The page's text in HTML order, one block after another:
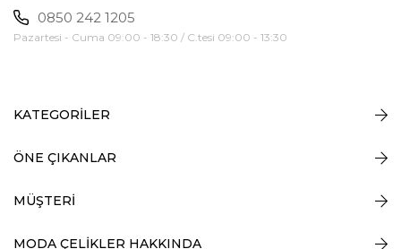
0850 242 1205
Pazartesi - Cuma 09:00 - 18:30 / C.tesi 09:00 - 13:30
KATEGORİLER
ÖNE ÇIKANLAR
MÜŞTERİ
MODA ÇELİKLER HAKKINDA